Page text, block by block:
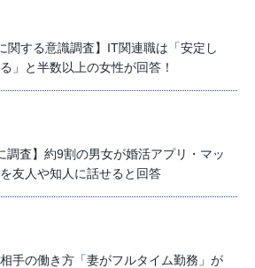
関する意識調査】IT関連職は「安定し
」と半数以上の女性が回答！
調査】約9割の男女が婚活アプリ・マッ
友人や知人に話せると回答
手の働き方「妻がフルタイム勤務」が